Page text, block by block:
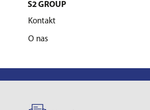
S2 GROUP
Kontakt
O nas